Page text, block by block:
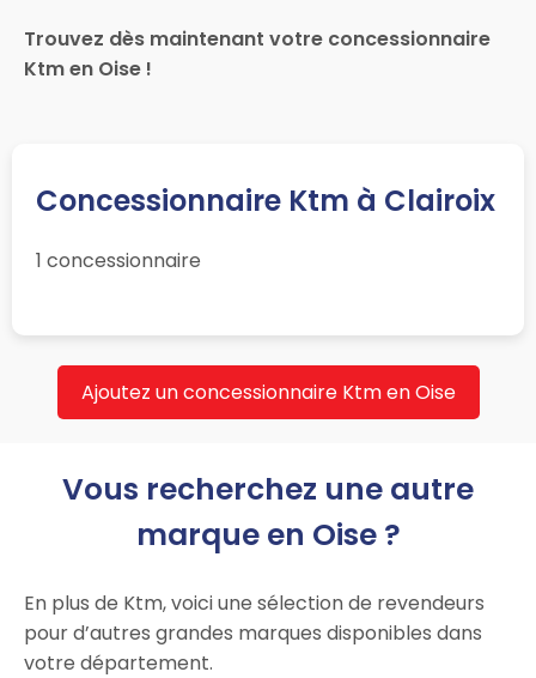
Trouvez dès maintenant votre concessionnaire
Ktm en Oise !
Concessionnaire Ktm à Clairoix
1 concessionnaire
Ajoutez un concessionnaire Ktm en Oise
Vous recherchez une autre
marque en Oise ?
En plus de Ktm, voici une sélection de revendeurs
pour d’autres grandes marques disponibles dans
votre département.